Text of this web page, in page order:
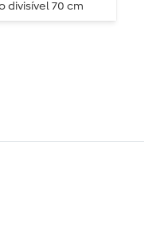
divisível 70 cm